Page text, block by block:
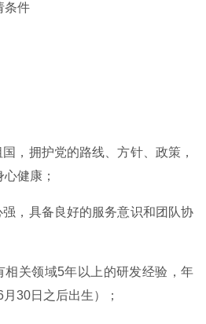
条件
，拥护党的路线、方针、政策，
健康；
，具备良好的服务意识和团队协
相关领域5年以上的研发经验，年
30日之后出生）；